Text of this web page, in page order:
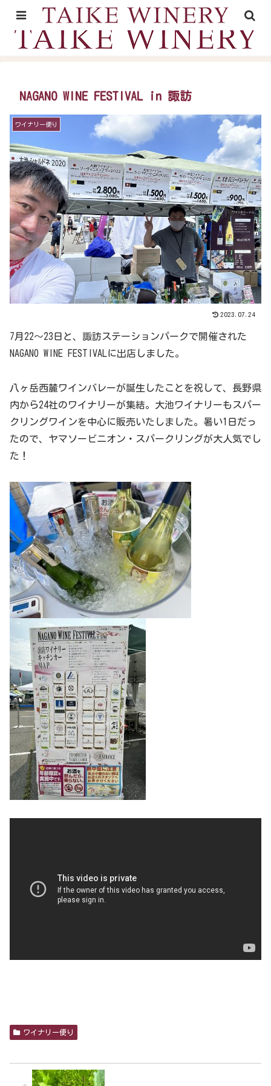
山形村の里山時間が育むワイン
NAGANO WINE FESTIVAL in 諏訪
ワイナリー便り
2023.07.24
7月22～23日と、諏訪ステーションパークで開催された
NAGANO WINE FESTIVALに出店しました。
八ヶ岳西麓ワインバレーが誕生したことを祝して、長野県
内から24社のワイナリーが集結。大池ワイナリーもスパー
クリングワインを中心に販売いたしました。暑い1日だっ
たので、ヤマソービニオン・スパークリングが大人気でし
た！
ワイナリー便り